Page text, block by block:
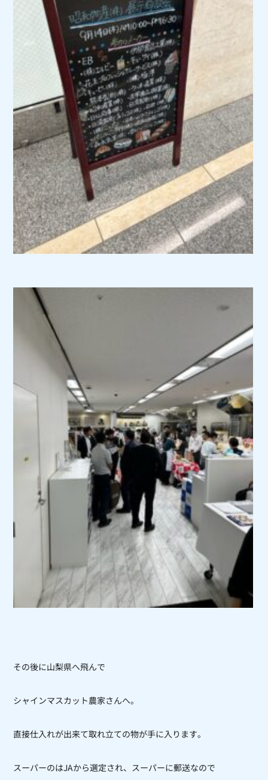
その後に山梨県へ飛んで
シャインマスカット農家さんへ。
直接仕入れが出来て取れ立ての物が手に入ります。
スーパーのはJAから選定され、スーパーに郵送なので